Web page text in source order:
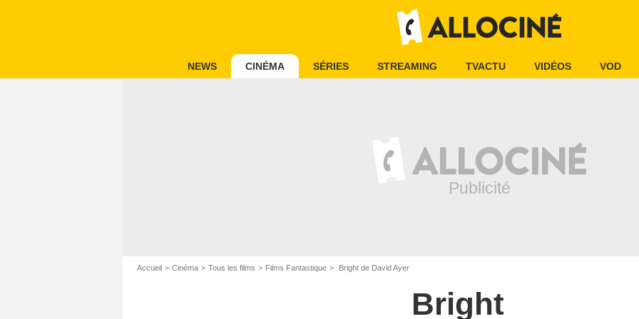
NEWS CINÉMA SÉRIES STREAMING TVACTU VIDÉOS VOD
Accueil Cinéma Tous les films Films Fantastique Bright de David Ayer
Bright